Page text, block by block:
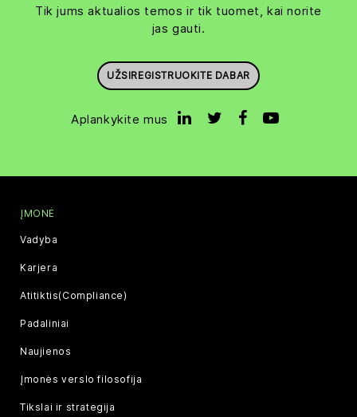
Tik jums aktualios temos ir tik tuomet, kai norite
jas gauti.
UŽSIREGISTRUOKITE DABAR
Aplankykite mus
ĮMONĖ
Vadyba
Karjera
Atitiktis(Compliance)
Padaliniai
Naujienos
Įmonės verslo filosofija
Tikslai ir strategija